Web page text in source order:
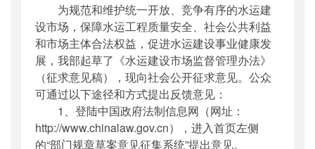
为规范和维护统一开放、竞争有序的水运建
设市场，保障水运工程质量安全、社会公共利益
和市场主体合法权益，促进水运建设事业健康发
展，我部起草了《水运建设市场监督管理办法》
（征求意见稿），现向社会公开征求意见。公众
可通过以下途径和方式提出反馈意见：
1、登陆中国政府法制信息网（网址：
http://www.chinalaw.gov.cn），进入首页左侧
的“部门规章草案意见征集系统”提出意见。